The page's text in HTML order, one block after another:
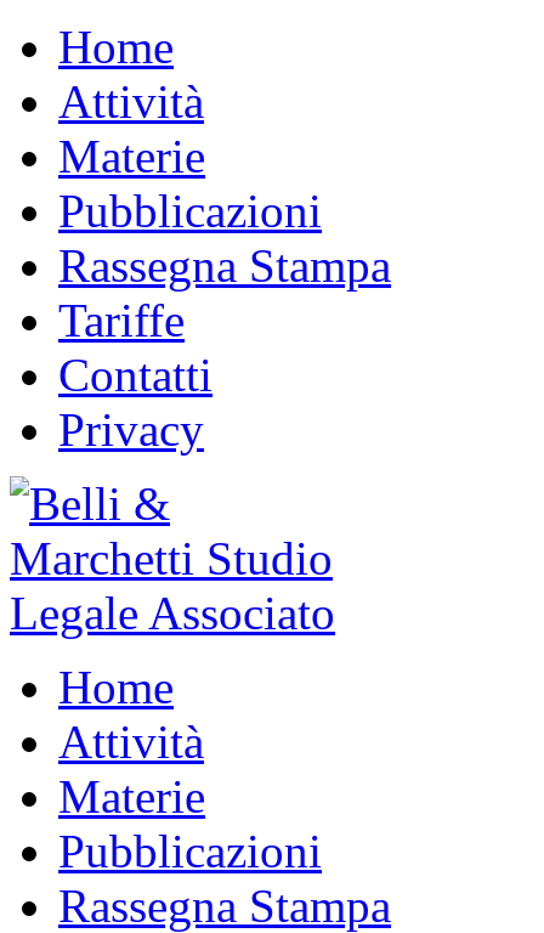
Home
Attività
Materie
Pubblicazioni
Rassegna Stampa
Tariffe
Contatti
Privacy
Home
Attività
Materie
Pubblicazioni
Rassegna Stampa